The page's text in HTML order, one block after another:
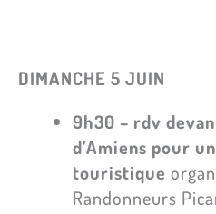
DIMANCHE 5 JUIN
9h30 – rdv
d’Amiens pour
touristique
Randonneurs